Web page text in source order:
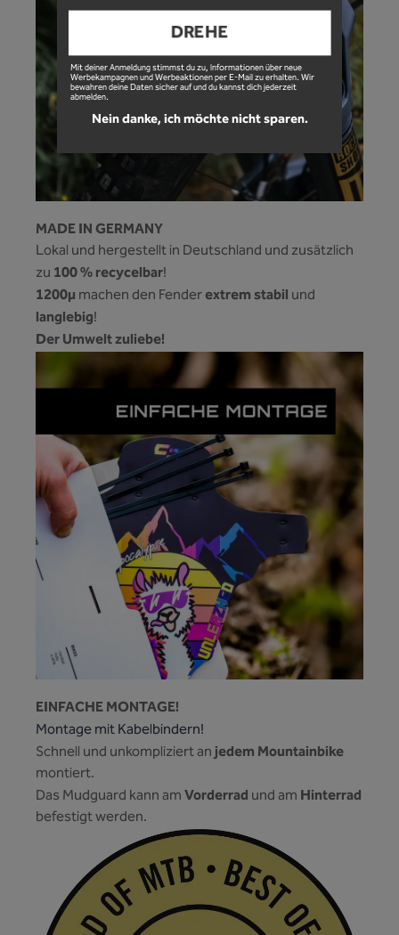
MADE IN GERMANY
Lokal und hergestellt in Deutschland und zusätzlich
zu 100 % recycelbar!
1200µ machen den Fenderextrem stabil und
langlebig!
Der Umwelt zuliebe!
EINFACHE MONTAGE!
Montage mit Kabelbindern!
Schnell und unkompliziert anjedem Mountainbike
montiert.
Das Mudguard kann amVorderrad und am Hinterrad
befestigt werden.
DREHE
Mit deiner Anmeldung stimmst du zu, Informationen über neue
Werbekampagnen und Werbeaktionen per E-Mail zu erhalten. Wir
bewahren deine Daten sicher auf und du kannst dich jederzeit
abmelden.
Nein danke, ich möchte nicht sparen.